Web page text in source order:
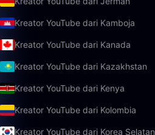
Kreator YouTube dari Kamboja
Kreator YouTube dari Kanada
Kreator YouTube dari Kazakhstan
Kreator YouTube dari Kenya
Kreator YouTube dari Kolombia
Kreator YouTube dari Korea Selatan